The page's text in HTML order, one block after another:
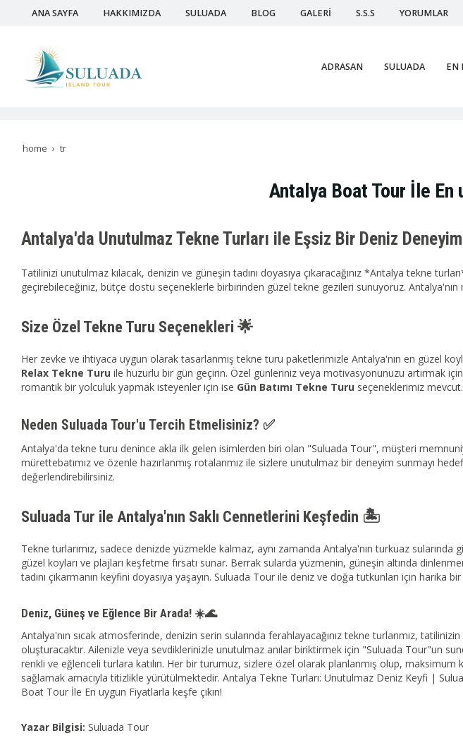
ANA SAYFA HAKKIMIZDA SULUADA BLOG GALERİ S.S.S YORUMLAR
ADRASAN SULUADA EN
home tr
Antalya Boat Tour İle En
Antalya'da Unutulmaz Tekne Turları ile Eşsiz Bir Deniz
Tatilinizi unutulmaz kılacak, denizin ve güneşin tadını doyasıya çıkaracağınız *Antalya tekne
geçirebileceğiniz, bütçe dostu seçeneklerle birbirinden güzel tekne gezileri sunuyoruz.
Size Özel Tekne Turu Seçenekleri 🌟
Her zevke ve ihtiyaca uygun olarak tasarlanmış tekne turu paketlerimizle Antalya'nın en güzel
Relax Tekne Turu ile huzurlu bir gün geçirin. Özel günleriniz veya motivasyonunuzu artırmak için
romantik bir yolculuk yapmak isteyenler için ise Gün Batımı Tekne Turu seçeneklerimiz mevcut.
Neden Suluada Tour'u Tercih Etmelisiniz? ✅
Antalya'da tekne turu denince akla ilk gelen isimlerden biri olan "Suluada Tour", müşteri
mürettebatımız ve özenle hazırlanmış rotalarımız ile sizlere unutulmaz bir deneyim sunmayı
değerlendirebilirsiniz.
Suluada Tur ile Antalya'nın Saklı Cennetlerini Keşfedin 🏝️
Tekne turlarımız, sadece denizde yüzmekle kalmaz, aynı zamanda Antalya'nın turkuaz sularında
güzel koyları ve plajları keşfetme fırsatı sunar. Berrak sularda yüzmenin, güneşin altında
tadını çıkarmanın keyfini doyasıya yaşayın. Suluada Tour ile deniz ve doğa tutkunları için harika
Deniz, Güneş ve Eğlence Bir Arada! ☀️🌊
Antalya'nın sıcak atmosferinde, denizin serin sularında ferahlayacağınız tekne turlarımız, tatilinizin
oluşturacaktır. Ailenizle veya sevdiklerinizle unutulmaz anılar biriktirmek için "Suluada Tour"un
renkli ve eğlenceli turlara katılın. Her bir turumuz, sizlere özel olarak planlanmış olup, maksimum
sağlamak amacıyla titizlikle yürütülmektedir. Antalya Tekne Turları: Unutulmaz Deniz Keyfi |
Boat Tour İle En uygun Fiyatlarla keşfe çıkın!
Yazar Bilgisi: Suluada Tour